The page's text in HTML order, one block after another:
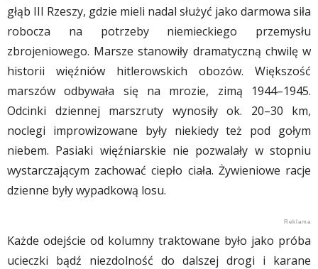
głąb III Rzeszy, gdzie mieli nadal służyć jako darmowa siła
robocza na potrzeby niemieckiego przemysłu
zbrojeniowego. Marsze stanowiły dramatyczną chwilę w
historii więźniów hitlerowskich obozów. Większość
marszów odbywała się na mrozie, zimą 1944–1945.
Odcinki dziennej marszruty wynosiły ok. 20–30 km,
noclegi improwizowane były niekiedy też pod gołym
niebem. Pasiaki więźniarskie nie pozwalały w stopniu
wystarczającym zachować ciepło ciała. Żywieniowe racje
dzienne były wypadkową losu.
Każde odejście od kolumny traktowane było jako próba
ucieczki bądź niezdolność do dalszej drogi i karane